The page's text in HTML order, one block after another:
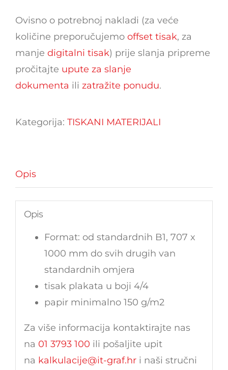
Ovisno o potrebnoj nakladi (za veće
količine preporučujemo offset tisak, za
manje digitalni tisak) prije slanja pripreme
pročitajte upute za slanje
dokumenta ili zatražite ponudu.
Kategorija: TISKANI MATERIJALI
Opis
Opis
Format: od standardnih B1, 707 x
1000 mm do svih drugih van
standardnih omjera
tisak plakata u boji 4/4
papir minimalno 150 g/m2
Za više informacija kontaktirajte nas
na 01 3793 100 ili pošaljite upit
na kalkulacije@it-graf.hri naši stručni